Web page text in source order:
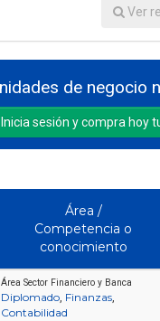
Ver
de negocio
Inicia sesión y compra hoy
Área /
Competencia o
conocimiento
Área Sector Financiero y Banca
Diplomado, Finanzas,
Contabilidad